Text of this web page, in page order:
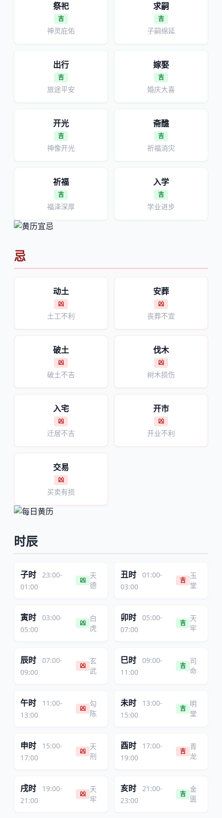
祭祀
吉
神灵庇佑
求嗣
吉
子嗣绵延
出行
吉
旅途平安
嫁娶
吉
婚庆大喜
开光
吉
神像开光
斋醮
吉
祈福消灾
祈福
吉
福泽深厚
入学
吉
学业进步
忌
动土
凶
土工不利
安葬
凶
丧葬不宜
破土
凶
破土不吉
伐木
凶
树木损伤
入宅
凶
迁居不吉
开市
凶
开业不利
交易
凶
买卖有损
时辰
子时
23:00-
01:00
凶
天
德
丑时
01:00-
03:00
吉
玉
堂
寅时
03:00-
05:00
凶
白
虎
卯时
05:00-
07:00
吉
天
牢
辰时
07:00-
09:00
凶
玄
武
巳时
09:00-
11:00
吉
司
命
午时
11:00-
13:00
凶
勾
陈
未时
13:00-
15:00
吉
明
堂
申时
15:00-
17:00
凶
天
刑
酉时
17:00-
19:00
吉
青
龙
戌时
19:00-
21:00
凶
天
牢
亥时
21:00-
23:00
吉
金
匮